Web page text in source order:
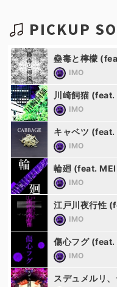
PICKUP
蠱毒と檸檬
IMO
川崎飼猫 (feat.
IMO
キャベツ
IMO
輪廻 (feat.
IMO
江戸川夜行性
IMO
傷心フグ (feat.
IMO